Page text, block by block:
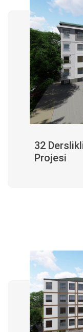
32
Projesi